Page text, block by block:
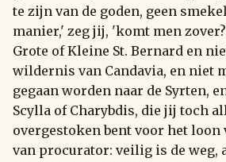
te zijn van de goden, geen
manier,' zeg jij, 'komt men
Grote of Kleine St. Bernard en
wildernis van Candavia, en niet
gegaan worden naar de Syrten,
Scylla of Charybdis, die jij toch
overgestoken bent voor het loon
van procurator: veilig is de weg,